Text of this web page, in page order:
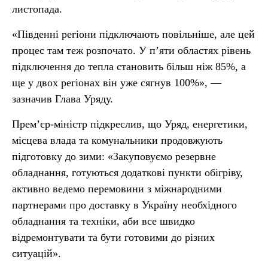
листопада.
«Південні регіони підключають повільніше, але цей
процес там теж розпочато. У п’яти областях рівень
підключення до тепла становить більш ніж 85%, а
ще у двох регіонах він уже сягнув 100%», —
зазначив Глава Уряду.
Прем’єр-міністр підкреслив, що Уряд, енергетики,
місцева влада та комунальники продовжують
підготовку до зими: «Закуповуємо резервне
обладнання, готуються додаткові пункти обігріву,
активно ведемо перемовини з міжнародними
партнерами про доставку в Україну необхідного
обладнання та техніки, аби все швидко
відремонтувати та бути готовими до різних
ситуацій».